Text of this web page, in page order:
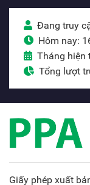
Đang truy
Hôm nay:
Tháng hiện
Tổng lượt
Giấy phép xuất